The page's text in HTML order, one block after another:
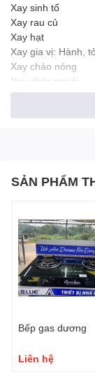
Xay sinh tố
Xay rau củ
Xay hạt
Xay gia vị: Hành,
Xay cháo nóng
Xay cháo nguội
Công suất:
Thương hiệu của:
Trung Quốc/
Năm ra mắt:
2020
SẢN PHẨM
Bếp gas dương
Liên hệ